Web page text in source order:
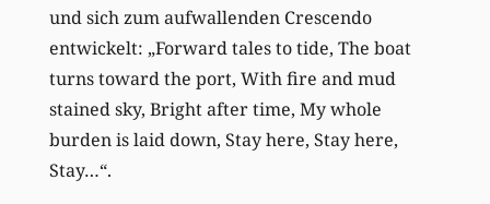
und sich zum aufwallenden Crescendo
entwickelt: „Forward tales to tide, The boat
turns toward the port, With fire and mud
stained sky, Bright after time, My whole
burden is laid down, Stay here, Stay here,
Stay…“.